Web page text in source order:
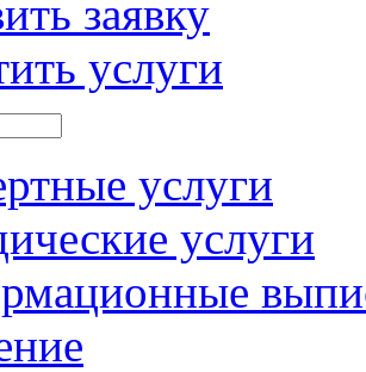
заявку
услуги
услуги
услуги